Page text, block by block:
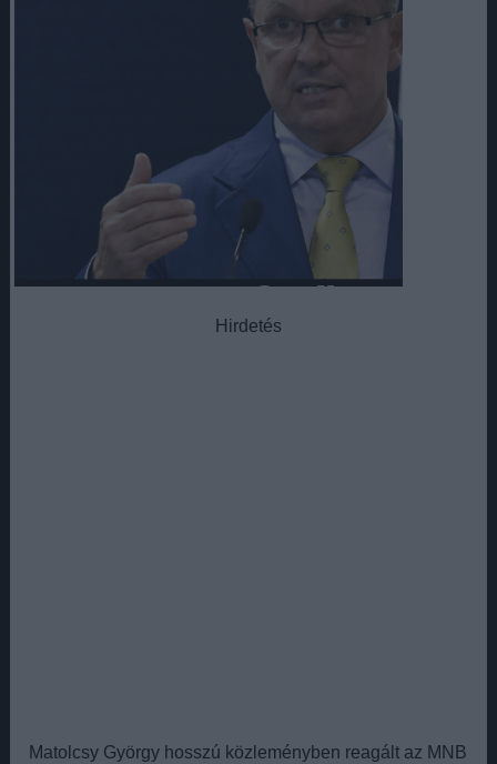
Hirdetés
Matolcsy György hosszú közleményben reagált az MNB